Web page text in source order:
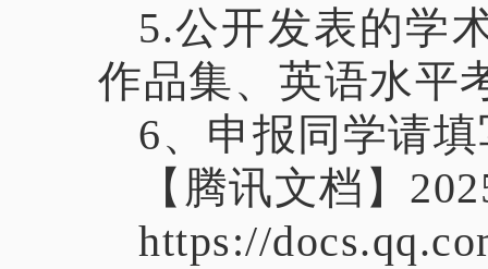
5.公开发表的学
作品集、英语水平
6、申报同学请
【腾讯文档】
https://